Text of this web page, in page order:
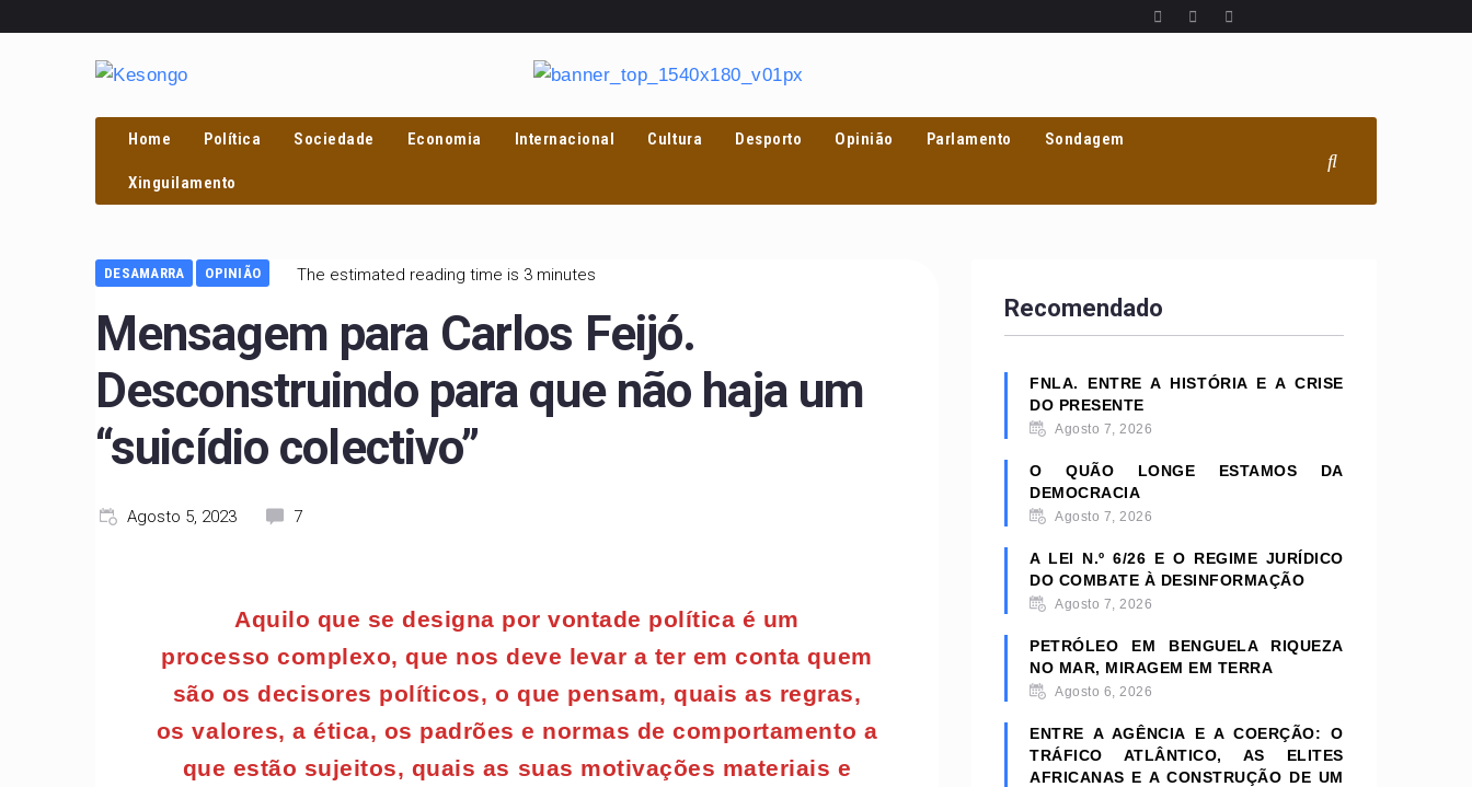
Home Política Sociedade Economia Internacional Cultura Desporto Opinião Parlamento Sondagem
Xinguilamento
DESAMARRA OPINIÃO The estimated reading time is 3 minutes
Mensagem para Carlos Feijó.
Desconstruindo para que não haja um
“suicídio colectivo”
Agosto 5, 2023 7
Aquilo que se designa por vontade política é um
processo complexo, que nos deve levar a ter em conta quem
são os decisores políticos, o que pensam, quais as regras,
os valores, a ética, os padrões e normas de comportamento a
que estão sujeitos, quais as suas motivações materiais e
Recomendado
FNLA. ENTRE A HISTÓRIA E A CRISE
DO PRESENTE
Agosto 7, 2026
O QUÃO LONGE ESTAMOS DA
DEMOCRACIA
Agosto 7, 2026
A LEI N.º 6/26 E O REGIME JURÍDICO
DO COMBATE À DESINFORMAÇÃO
Agosto 7, 2026
PETRÓLEO EM BENGUELA RIQUEZA
NO MAR, MIRAGEM EM TERRA
Agosto 6, 2026
ENTRE A AGÊNCIA E A COERÇÃO: O
TRÁFICO ATLÂNTICO, AS ELITES
AFRICANAS E A CONSTRUÇÃO DE UM